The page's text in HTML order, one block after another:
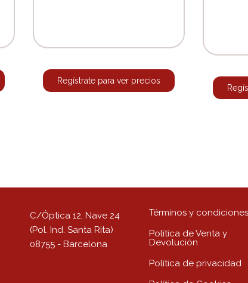
Regístrate para ver precios
C/Óptica 12, Nave 24
(Pol. Ind. Santa Rita)
08755 - Barcelona
Términos y condiciones
Política de Venta y
Devolución
Política de privacidad